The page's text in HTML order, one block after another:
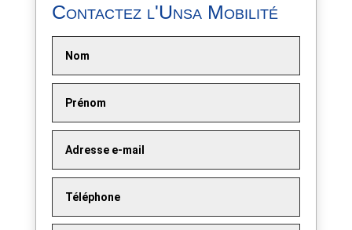
Contactez l'Unsa Mobilité